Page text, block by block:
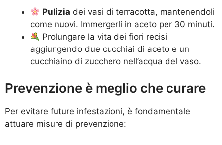
Pulizia dei vasi di terracotta, mantenendoli
come nuovi. Immergerli in aceto per 30 minuti.
Prolungare la vita dei fiori recisi
aggiungendo due cucchiai di aceto e un
cucchiaino di zucchero nell’acqua del vaso.
Prevenzione è meglio che curare
Per evitare future infestazioni, è fondamentale
attuare misure di prevenzione: